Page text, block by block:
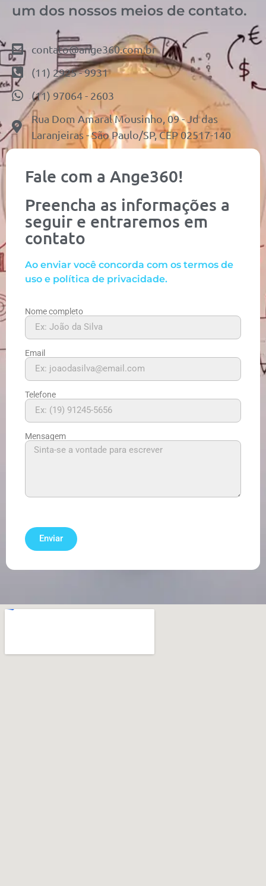
um dos nossos meios de contato.
contato@ange360.com.br
(11) 2925 - 9931
(11) 97064 - 2603
Rua Dom Amaral Mousinho, 09 - Jd das
Laranjeiras - São Paulo/SP, CEP 02517-140
Fale com a Ange360!
Preencha as informações a
seguir e entraremos em
contato
Ao enviar você concorda com os termos de
uso e política de privacidade.
Nome completo
Email
Telefone
Mensagem
Enviar